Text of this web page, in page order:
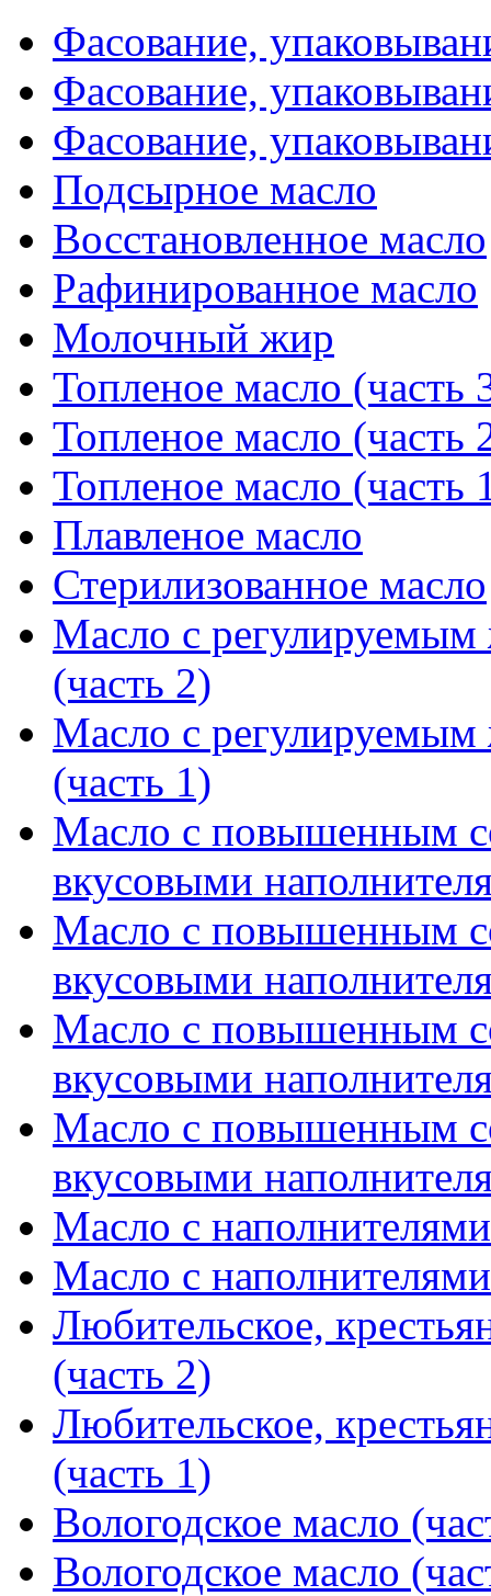
Фасование,
Фасование,
Фасование,
Подсырное масло
Восстановленное масло
Рафинированное масло
Молочный жир
Топленое масло (часть
Топленое масло (часть
Топленое масло (часть
Плавленое масло
Стерилизованное масло
Масло с
(часть 2)
Масло с
(часть 1)
Масло с повышенным
вкусовыми
Масло с повышенным
вкусовыми
Масло с повышенным
вкусовыми
Масло с повышенным
вкусовыми
Масло с
Масло с
Любительское,
(часть 2)
Любительское,
(часть 1)
Вологодское масло
Вологодское масло